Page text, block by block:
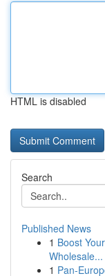
HTML is disabled
Search
Published News
1 Boost
Wholesale...
1 Pan-